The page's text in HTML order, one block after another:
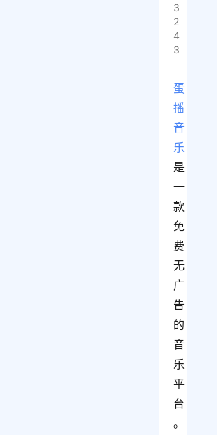
3
2
4
3
蛋
播
音
乐
是
一
款
免
费
无
广
告
的
音
乐
平
台
。